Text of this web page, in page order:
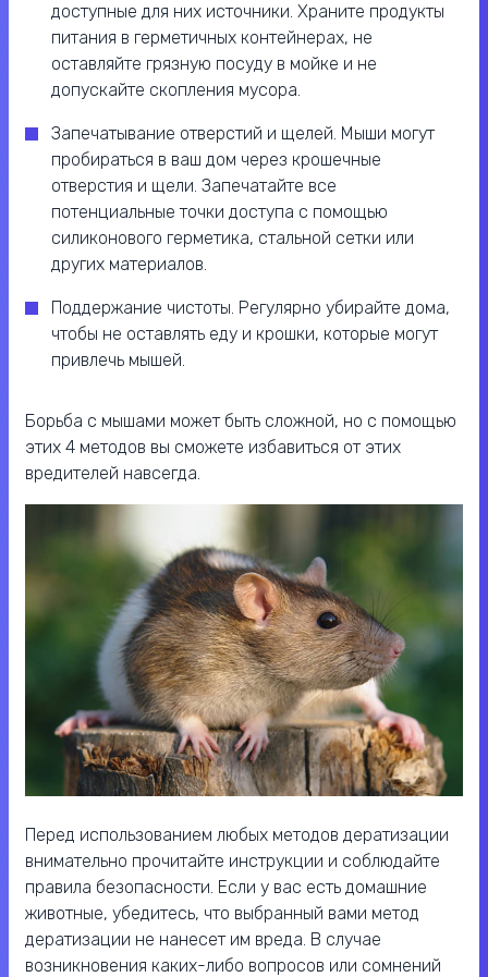
доступные для них источники. Храните продукты
питания в герметичных контейнерах, не
оставляйте грязную посуду в мойке и не
допускайте скопления мусора.
Запечатывание отверстий и щелей. Мыши могут
пробираться в ваш дом через крошечные
отверстия и щели. Запечатайте все
потенциальные точки доступа с помощью
силиконового герметика, стальной сетки или
других материалов.
Поддержание чистоты. Регулярно убирайте дома,
чтобы не оставлять еду и крошки, которые могут
привлечь мышей.
Борьба с мышами может быть сложной, но с помощью
этих 4 методов вы сможете избавиться от этих
вредителей навсегда.
Перед использованием любых методов дератизации
внимательно прочитайте инструкции и соблюдайте
правила безопасности. Если у вас есть домашние
животные, убедитесь, что выбранный вами метод
дератизации не нанесет им вреда. В случае
возникновения каких-либо вопросов или сомнений